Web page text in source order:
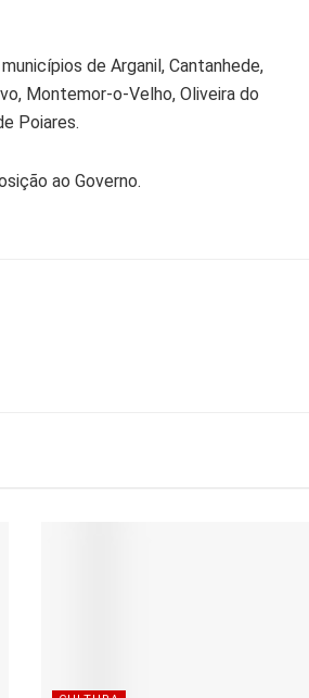
de Arganil, Cantanhede,
Montemor-o-Velho, Oliveira do
Poiares.
ao Governo.